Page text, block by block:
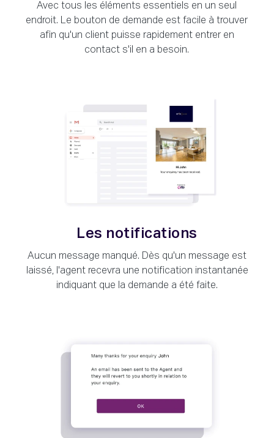
Avec tous les éléments essentiels en un seul
endroit. Le bouton de demande est facile à trouver
afin qu'un client puisse rapidement entrer en
contact s'il en a besoin.
Les notifications
Aucun message manqué. Dès qu'un message est
laissé, l'agent recevra une notification instantanée
indiquant que la demande a été faite.